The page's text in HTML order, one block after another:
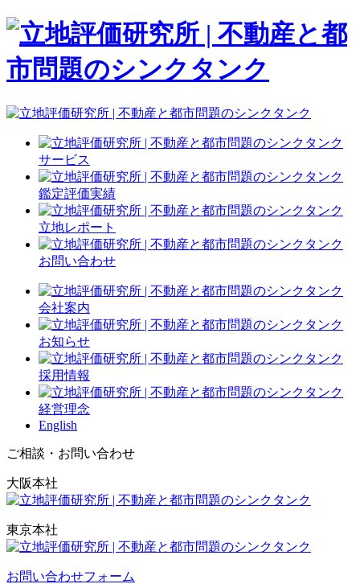
サービス
鑑定評価実績
立地レポート
お問い合わせ
会社案内
お知らせ
採用情報
経営理念
English
ご相談・お問い合わせ
大阪本社
東京本社
お問い合わせフォーム